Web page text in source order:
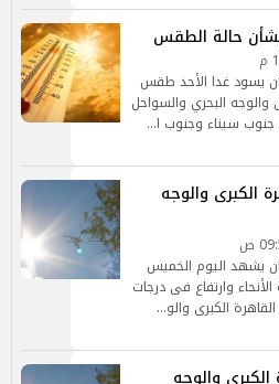
حالة الطقس
أن يسود غدا الأحد طقس
والوجه البحري والسواحل
جنوب سيناء وجنوب ا…
الكبرى والوجه
أن يشهد اليوم الخميس
وارتفاع فى درجات
الكبرى والو…
والوجه